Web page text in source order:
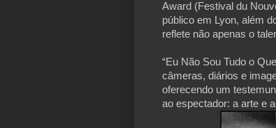
Award (Festival du
público em Lyon, além
reflete não apenas o
“Eu Não Sou Tudo o
câmeras, diários e
oferecendo um
ao espectador: a arte e